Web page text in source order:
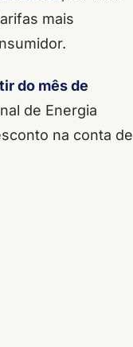
mais
do mês de
de Energia
na conta de